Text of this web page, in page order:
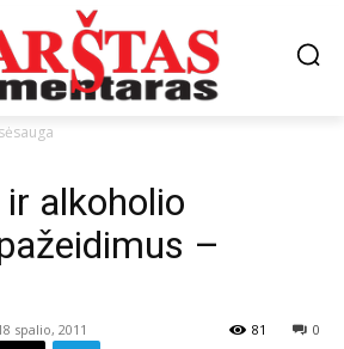
alkoholio
–
spalio, 2011 0
81